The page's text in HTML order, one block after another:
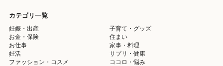
カテゴリ一覧
妊娠・出産
子育て・グッズ
お金・保険
住まい
お仕事
家事・料理
妊活
サプリ・健康
ファッション・コスメ
ココロ・悩み